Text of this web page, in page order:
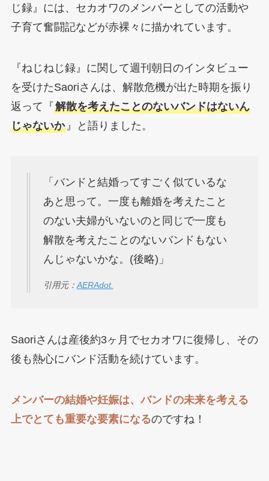
じ録』には、セカオワのメンバーとしての活動や
子育て奮闘記などが赤裸々に描かれています。
『ねじねじ録』に関して週刊朝日のインタビュー
を受けたSaoriさんは、解散危機が出た時期を振り
返って『解散を考えたことのないバンドはないん
じゃないか』と語りました。
「バンドと結婚ってすごく似ているな
あと思って。一度も離婚を考えたこと
のない夫婦がいないのと同じで一度も
解散を考えたことのないバンドもない
んじゃないかな。(後略)」
引用元： AERAdot.
Saoriさんは産後約3ヶ月でセカオワに復帰し、その
後も熱心にバンド活動を続けています。
メンバーの結婚や妊娠は、バンドの未来を考える
上でとても重要な要素になるのですね！